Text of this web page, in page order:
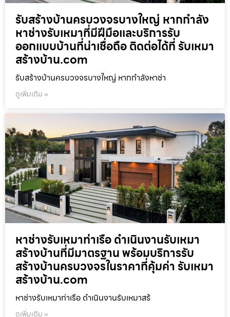
รับสร้างบ้านครบวงจรบางใหญ่ หากกำลัง
หาช่างรับเหมาที่มีฝีมือและบริการรับ
ออกแบบบ้านที่น่าเชื่อถือ ติดต่อได้ที่ รับเหมา
สร้างบ้าน.com
รับสร้างบ้านครบวงจรบางใหญ่ หากกำลังหาช่า
ดูเพิ่มเติม »
หาช่างรับเหมาท่าเรือ ดำเนินงานรับเหมา
สร้างบ้านที่มีมาตรฐาน พร้อมบริการรับ
สร้างบ้านครบวงจรในราคาที่คุ้มค่า รับเหมา
สร้างบ้าน.com
หาช่างรับเหมาท่าเรือ ดำเนินงานรับเหมาสร้
ดูเพิ่มเติม »